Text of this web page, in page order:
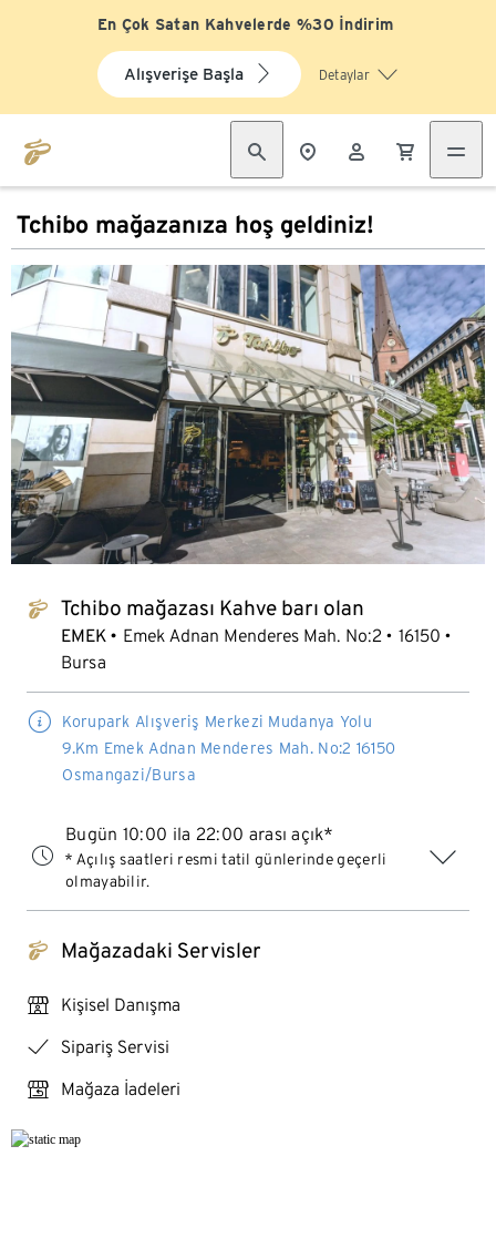
En Çok Satan Kahvelerde %30 İndirim
Alışverişe Başla Detaylar
Tchibo mağazanıza hoş geldiniz!
tchibo_logo Tchibo mağazası Kahve barı olan
EMEK Emek Adnan Menderes Mah. No:2
16150
Bursa
Korupark Alışveriş Merkezi Mudanya Yolu
9.Km Emek Adnan Menderes Mah. No:2 16150
Osmangazi/Bursa
Bugün 10:00 ila 22:00 arası açık*
* Açılış saatleri resmi tatil günlerinde geçerli
olmayabilir.
tchibo_logo Mağazadaki Servisler
personal_services Kişisel Danışma
checkmark Sipariş Servisi
store_return Mağaza İadeleri